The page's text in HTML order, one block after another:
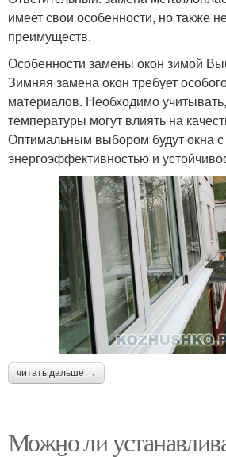
имеет свои особенности, но также
преимуществ.
Особенности замены окон зимой
Зимняя замена окон требует
материалов. Необходимо
температуры могут влиять на
Оптимальным выбором будут окна
энергоэффективностью и
читать дальше →
Можно ли